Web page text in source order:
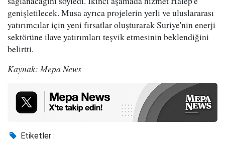
genişletilecek. Musa ayrıca projelerin yerli ve uluslararası
yatırımcılar için yeni fırsatlar oluşturarak Suriye'nin enerji
sektörüne ilave yatırımları teşvik etmesinin beklendiğini
belirtti.
Kaynak: Mepa News
Etiketler :